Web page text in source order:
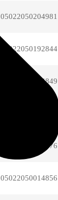
05022050204981
05022050192844
05022050014849
05022050264176
05022050014856